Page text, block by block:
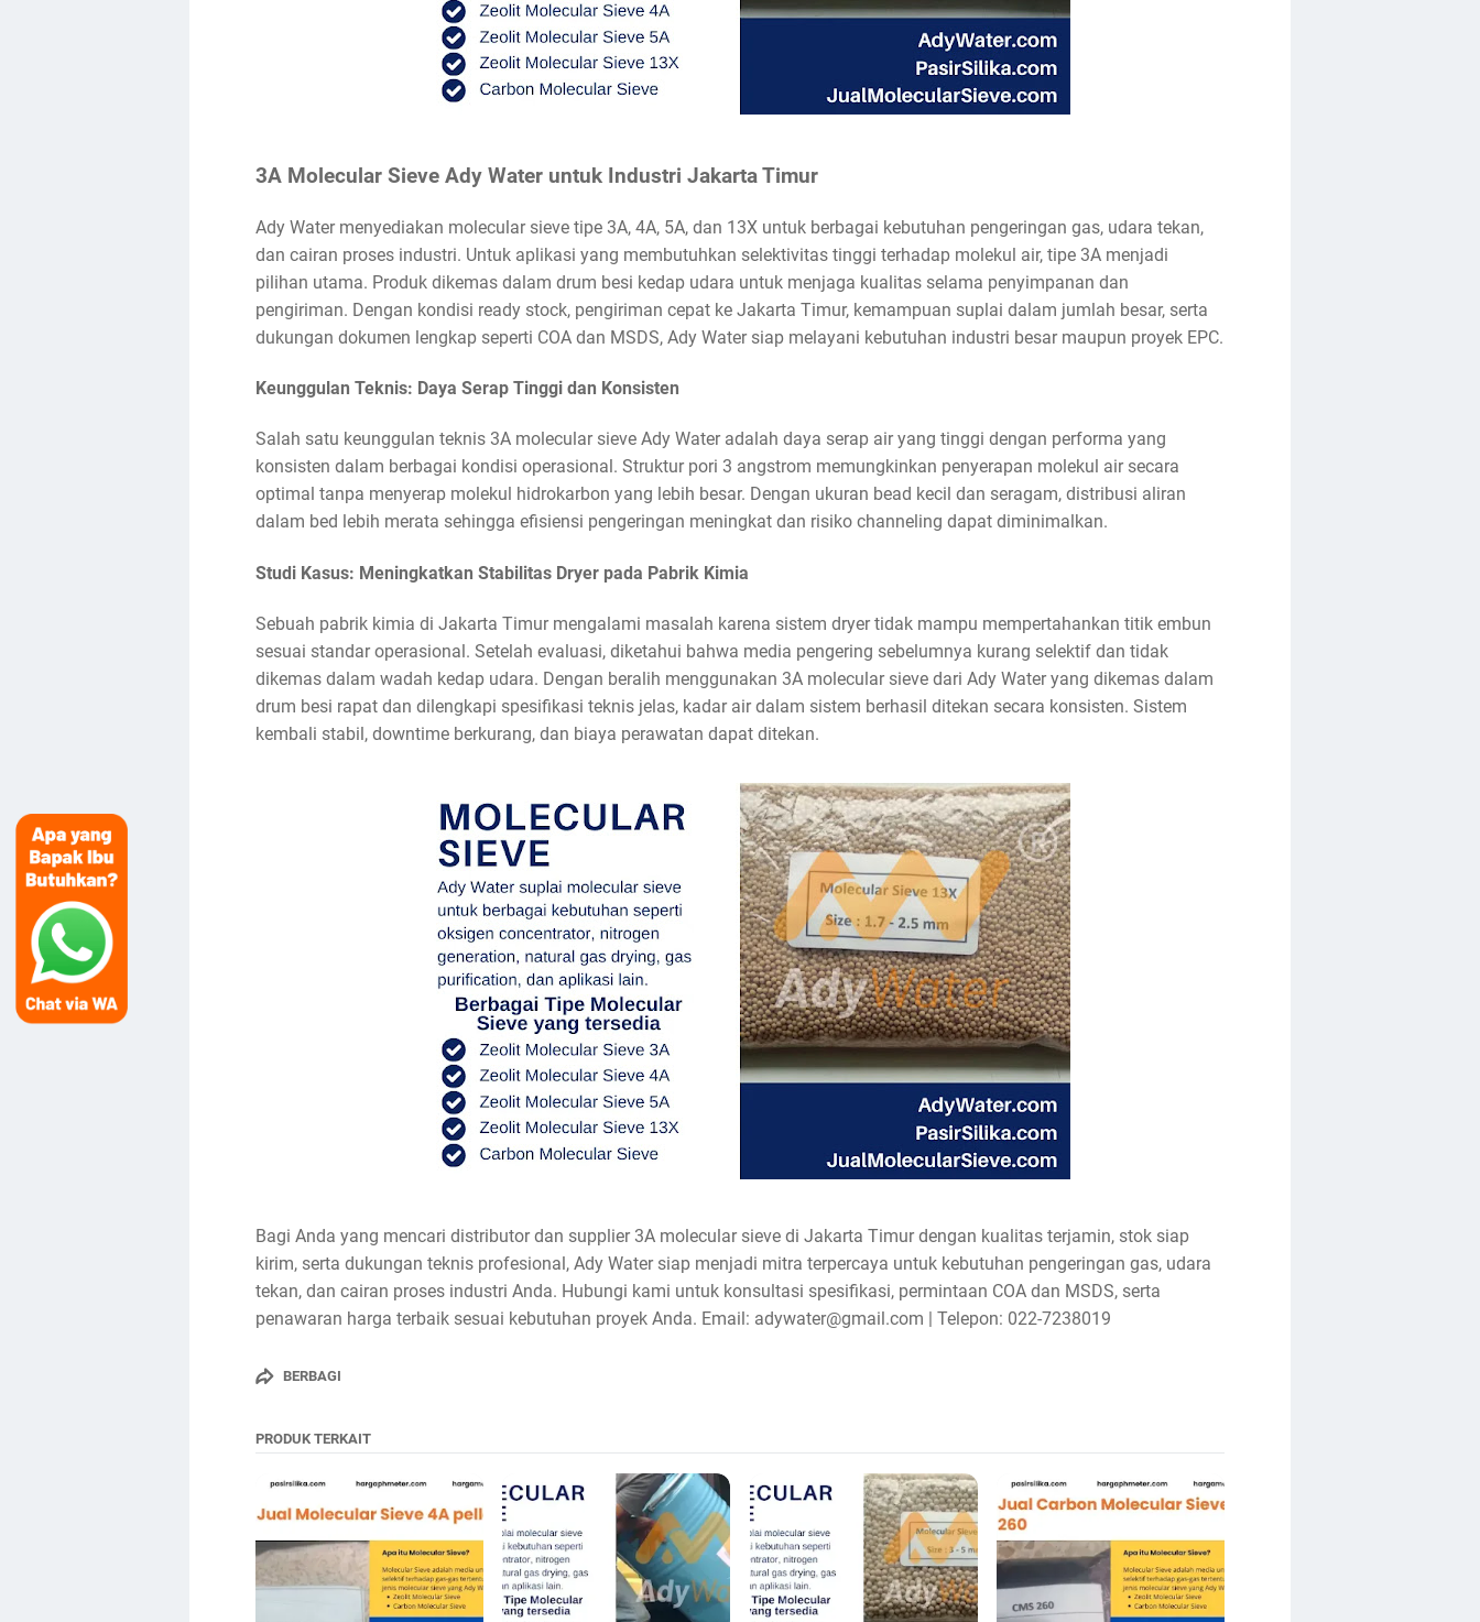
3A Molecular Sieve Ady Water untuk Industri Jakarta Timur
Ady Water menyediakan molecular sieve tipe 3A, 4A, 5A, dan 13X untuk berbagai kebutuhan pengeringan gas, udara tekan,
dan cairan proses industri. Untuk aplikasi yang membutuhkan selektivitas tinggi terhadap molekul air, tipe 3A menjadi
pilihan utama. Produk dikemas dalam drum besi kedap udara untuk menjaga kualitas selama penyimpanan dan
pengiriman. Dengan kondisi ready stock, pengiriman cepat ke Jakarta Timur, kemampuan suplai dalam jumlah besar, serta
dukungan dokumen lengkap seperti COA dan MSDS, Ady Water siap melayani kebutuhan industri besar maupun proyek EPC.
Keunggulan Teknis: Daya Serap Tinggi dan Konsisten
Salah satu keunggulan teknis 3A molecular sieve Ady Water adalah daya serap air yang tinggi dengan performa yang
konsisten dalam berbagai kondisi operasional. Struktur pori 3 angstrom memungkinkan penyerapan molekul air secara
optimal tanpa menyerap molekul hidrokarbon yang lebih besar. Dengan ukuran bead kecil dan seragam, distribusi aliran
dalam bed lebih merata sehingga efisiensi pengeringan meningkat dan risiko channeling dapat diminimalkan.
Studi Kasus: Meningkatkan Stabilitas Dryer pada Pabrik Kimia
Sebuah pabrik kimia di Jakarta Timur mengalami masalah karena sistem dryer tidak mampu mempertahankan titik embun
sesuai standar operasional. Setelah evaluasi, diketahui bahwa media pengering sebelumnya kurang selektif dan tidak
dikemas dalam wadah kedap udara. Dengan beralih menggunakan 3A molecular sieve dari Ady Water yang dikemas dalam
drum besi rapat dan dilengkapi spesifikasi teknis jelas, kadar air dalam sistem berhasil ditekan secara konsisten. Sistem
kembali stabil, downtime berkurang, dan biaya perawatan dapat ditekan.
Bagi Anda yang mencari distributor dan supplier 3A molecular sieve di Jakarta Timur dengan kualitas terjamin, stok siap
kirim, serta dukungan teknis profesional, Ady Water siap menjadi mitra terpercaya untuk kebutuhan pengeringan gas, udara
tekan, dan cairan proses industri Anda. Hubungi kami untuk konsultasi spesifikasi, permintaan COA dan MSDS, serta
penawaran harga terbaik sesuai kebutuhan proyek Anda. Email: adywater@gmail.com | Telepon: 022-7238019
BERBAGI
PRODUK TERKAIT